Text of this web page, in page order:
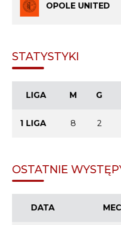
OPOLE UNITED
STATYSTYKI
LIGA M G
1 LIGA 8 2
OSTATNIE
DATA